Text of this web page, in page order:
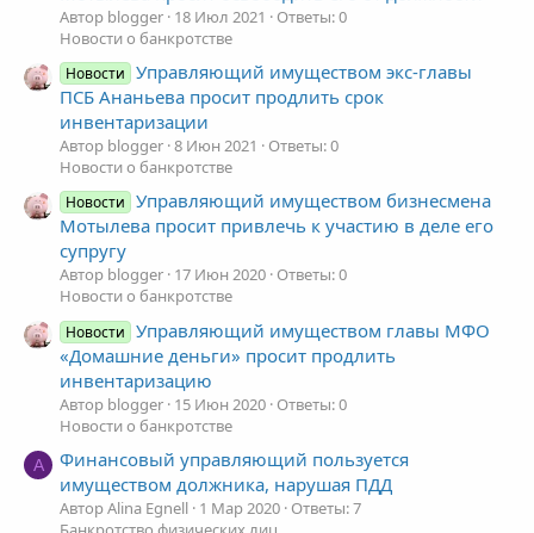
Автор blogger 18 Июл 2021
Ответы: 0
Новости о банкротстве
Новости
Управляющий имуществом экс-главы
ПСБ Ананьева просит продлить срок
инвентаризации
Автор blogger 8 Июн 2021
Ответы: 0
Новости о банкротстве
Новости
Управляющий имуществом бизнесмена
Мотылева просит привлечь к участию в деле его
супругу
Автор blogger 17 Июн 2020 Ответы: 0
Новости о банкротстве
Новости
Управляющий имуществом главы МФО
«Домашние деньги» просит продлить
инвентаризацию
Автор blogger 15 Июн 2020 Ответы: 0
Новости о банкротстве
A
Финансовый управляющий пользуется
имуществом должника, нарушая ПДД
Автор Alina Egnell 1 Мар 2020 Ответы: 7